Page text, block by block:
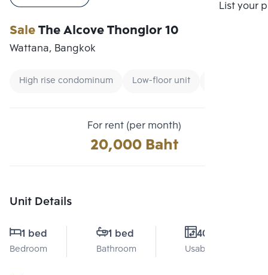
List your
SaleThe Alcove Thonglor 10
Wattana, Bangkok
High rise condominum Low-floor unit
For rent (per month)
20,000 Baht
Unit Details
1 bed
Bedroom
1 bed
Bathroom
40 Sq.m.
Usable area